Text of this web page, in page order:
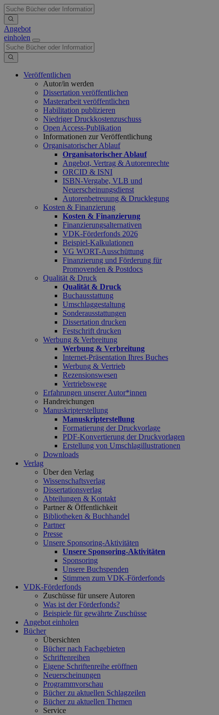
Angebot
einholen
Veröffentlichen
Autor/in werden
Dissertation veröffentlichen
Masterarbeit veröffentlichen
Habilitation publizieren
Niedriger Druckkostenzuschuss
Open Access-Publikation
Informationen zur Veröffentlichung
Organisatorischer Ablauf
Organisatorischer Ablauf
Angebot, Vertrag & Autorenrechte
ORCID & ISNI
ISBN-Vergabe, VLB und
Neuerscheinungsdienst
Autorenbetreuung & Drucklegung
Kosten & Finanzierung
Kosten & Finanzierung
Finanzierungsalternativen
VDK-Förderfonds 2026
Beispiel-Kalkulationen
VG WORT-Ausschüttung
Finanzierung und Förderung für
Promovenden & Postdocs
Qualität & Druck
Qualität & Druck
Buchausstattung
Umschlaggestaltung
Sonderausstattungen
Dissertation drucken
Festschrift drucken
Werbung & Verbreitung
Werbung & Verbreitung
Internet-Präsentation Ihres Buches
Werbung & Vertrieb
Rezensionswesen
Vertriebswege
Erfahrungen unserer Autor*innen
Handreichungen
Manuskripterstellung
Manuskripterstellung
Formatierung der Druckvorlage
PDF-Konvertierung der Druckvorlagen
Erstellung von Umschlagillustrationen
Downloads
Verlag
Über den Verlag
Wissenschaftsverlag
Dissertationsverlag
Abteilungen & Kontakt
Partner & Öffentlichkeit
Bibliotheken & Buchhandel
Partner
Presse
Unsere Sponsoring-Aktivitäten
Unsere Sponsoring-Aktivitäten
Sponsoring
Unsere Buchspenden
Stimmen zum VDK-Förderfonds
VDK-Förderfonds
Zuschüsse für unsere Autoren
Was ist der Förderfonds?
Beispiele für gewährte Zuschüsse
Angebot einholen
Bücher
Übersichten
Bücher nach Fachgebieten
Schriftenreihen
Eigene Schriftenreihe eröffnen
Neuerscheinungen
Programmvorschau
Bücher zu aktuellen Schlagzeilen
Bücher zu aktuellen Themen
Service